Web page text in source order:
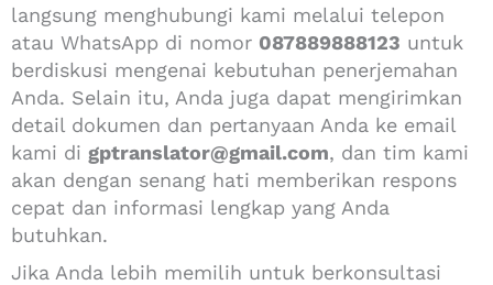
langsung menghubungi kami melalui telepon
atau WhatsApp di nomor 087889888123 untuk
berdiskusi mengenai kebutuhan penerjemahan
Anda. Selain itu, Anda juga dapat mengirimkan
detail dokumen dan pertanyaan Anda ke email
kami di gptranslator@gmail.com, dan tim kami
akan dengan senang hati memberikan respons
cepat dan informasi lengkap yang Anda
butuhkan.
Jika Anda lebih memilih untuk berkonsultasi